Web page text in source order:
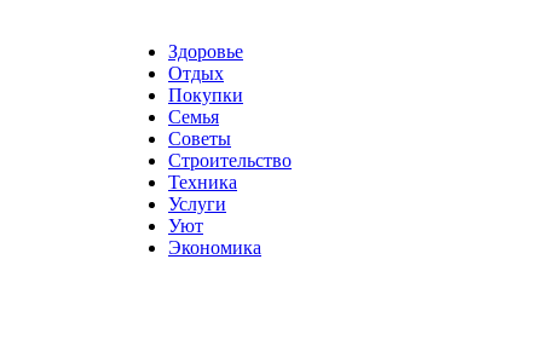
Здоровье
Отдых
Покупки
Семья
Советы
Строительство
Техника
Услуги
Уют
Экономика